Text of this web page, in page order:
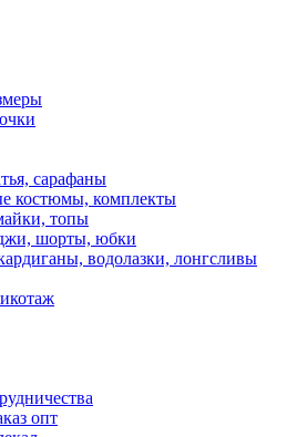
сарафаны
костюмы, комплекты
топы
шорты, юбки
водолазки, лонгсливы
опт